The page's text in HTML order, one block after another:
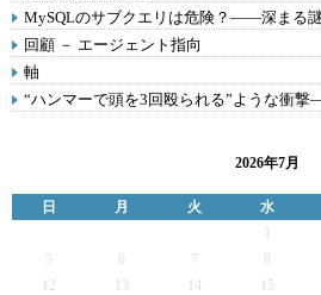
MySQLのサブクエリは危険？――深まる謎
回顧 － エージェント指向
軸
“ハンマーで頭を3回殴られる”ような衝
2026年7月
日 月 火 水
5
6 7
12
13 14 15